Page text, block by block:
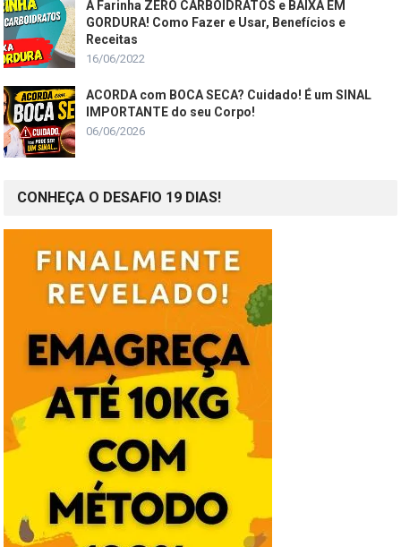
A Farinha ZERO CARBOIDRATOS e BAIXA EM
GORDURA! Como Fazer e Usar, Benefícios e
Receitas
16/06/2022
ACORDA com BOCA SECA? Cuidado! É um SINAL
IMPORTANTE do seu Corpo!
06/06/2026
CONHEÇA O DESAFIO 19 DIAS!